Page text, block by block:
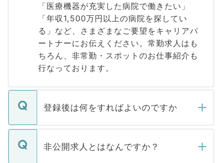
「医療機器が充実した病院で働きたい」
「年収1,500万円以上の病院を探してい
る」など、さまざまなご要望をキャリアパ
ートナーにお伝えください。常勤求人はも
ちろん、非常勤・スポットのお仕事紹介も
行なっております。
登録後は何をすればよいのですか
ご登録いただきましたら、弊社担当者がご
登録内容を確認し、その後メールもしくは
非公開求人とはなんですか？